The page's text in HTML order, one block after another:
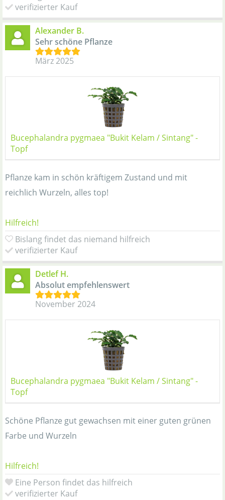
verifizierter Kauf
Alexander B.
Sehr schöne Pflanze
März 2025
Bucephalandra pygmaea "Bukit Kelam / Sintang" -
Topf
Pflanze kam in schön kräftigem Zustand und mit
reichlich Wurzeln, alles top!
Hilfreich!
Bislang findet das niemand hilfreich
verifizierter Kauf
Detlef H.
Absolut empfehlenswert
November 2024
Bucephalandra pygmaea "Bukit Kelam / Sintang" -
Topf
Schöne Pflanze gut gewachsen mit einer guten grünen
Farbe und Wurzeln
Hilfreich!
Eine Person findet das hilfreich
verifizierter Kauf